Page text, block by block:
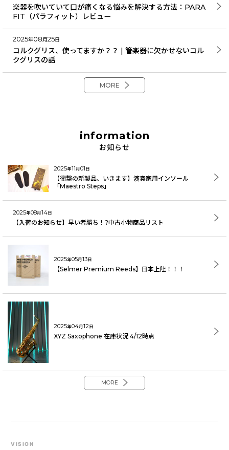
楽器を吹いていて口が痛くなる悩みを解決する方法：PARA
FIT（パラフィット）レビュー
2025年08月25日
コルクグリス、使ってますか？？ | 管楽器に欠かせないコル
クグリスの話
MORE
information
2025年11 月 01 日
【衝撃の新製品、いきます】演奏家用インソール
「Maestro Steps」
2025年08月 14日
【入荷のお知らせ】早い者勝ち！?中古小物商品リスト
2025年05月 13日
【Selmer Premium Reeds】日本上陸！！！
2025年04月 12日
XYZ Saxophone 在庫状況 4/12時点
MORE
VISION